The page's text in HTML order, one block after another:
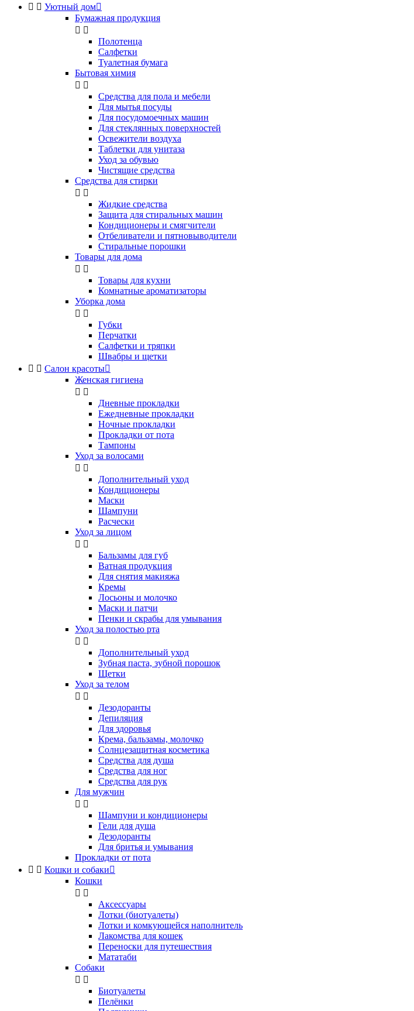
  Уютный дом
Бумажная продукция
 
Полотенца
Салфетки
Туалетная бумага
Бытовая химия
 
Cредства для пола и мебели
Для мытья посуды
Для посудомоечных машин
Для стеклянных поверхностей
Освежители воздуха
Таблетки для унитаза
Уход за обувью
Чистящие средства
Средства для стирки
 
Жидкие средства
Защита для стиральных машин
Кондиционеры и смягчители
Отбеливатели и пятновыводители
Стиральные порошки
Товары для дома
 
Товары для кухни
Комнатные ароматизаторы
Уборка дома
 
Губки
Перчатки
Салфетки и тряпки
Швабры и щетки
  Салон красоты
Женская гигиена
 
Дневные прокладки
Ежедневные прокладки
Ночные прокладки
Прокладки от пота
Тампоны
Уход за волосами
 
Дополнительный уход
Кондиционеры
Маски
Шампуни
Расчески
Уход за лицом
 
Бальзамы для губ
Ватная продукция
Для снятия макияжа
Кремы
Лосьоны и молочко
Маски и патчи
Пенки и скрабы для умывания
Уход за полостью рта
 
Дополнительный уход
Зубная паста, зубной порошок
Щетки
Уход за телом
 
Дезодоранты
Депиляция
Для здоровья
Крема, бальзамы, молочко
Солнцезащитная косметика
Средства для душа
Средства для ног
Средства для рук
Для мужчин
 
Шампуни и кондиционеры
Гели для душа
Дезодоранты
Для бритья и умывания
Прокладки от пота
  Кошки и собаки
Кошки
 
Аксессуары
Лотки (биотуалеты)
Лотки и комкующейся наполнитель
Лакомства для кошек
Переноски для путешествия
Мататаби
Собаки
 
Биотуалеты
Пелёнки